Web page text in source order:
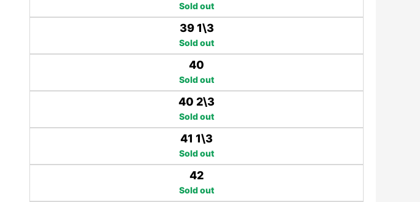
Sold out
39 1\3
Sold out
40
Sold out
40 2\3
Sold out
41 1\3
Sold out
42
Sold out